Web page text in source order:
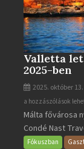
Valletta
2025-ben
2025. október 13.
Valletta
lett
Európa
legjobb
a hozzászólások
Málta fővárosa
Condé Nast
Fókuszban